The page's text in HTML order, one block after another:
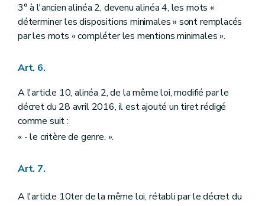
3° à l'ancien alinéa 2, devenu alinéa 4, les mots «
déterminer les dispositions minimales » sont remplacés
par les mots « compléter les mentions minimales ».
Art. 6.
A l'article 10, alinéa 2, de la même loi, modifié par le
décret du 28 avril 2016, il est ajouté un tiret rédigé
comme suit :
« - le critère de genre. ».
Art. 7.
A l'article 10ter de la même loi, rétabli par le décret du